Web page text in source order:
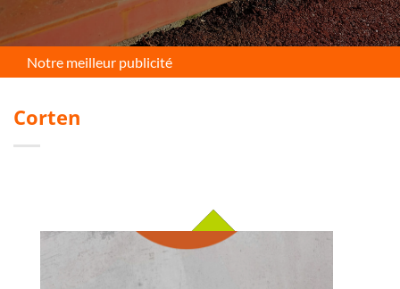
Notre meilleur publicité
Corten